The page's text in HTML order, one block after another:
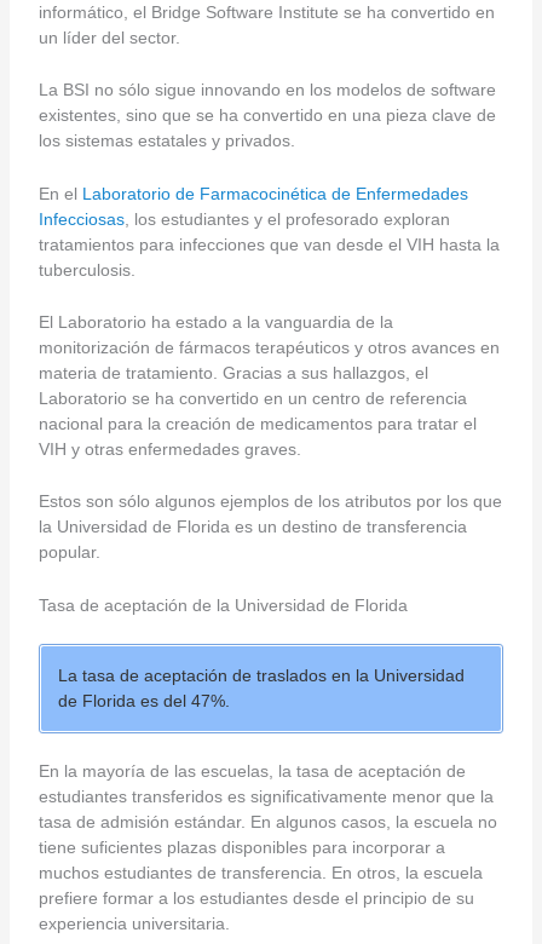
informático, el Bridge Software Institute se ha convertido en
un líder del sector.
La BSI no sólo sigue innovando en los modelos de software
existentes, sino que se ha convertido en una pieza clave de
los sistemas estatales y privados.
En el Laboratorio de Farmacocinética de Enfermedades
Infecciosas, los estudiantes y el profesorado exploran
tratamientos para infecciones que van desde el VIH hasta la
tuberculosis.
El Laboratorio ha estado a la vanguardia de la
monitorización de fármacos terapéuticos y otros avances en
materia de tratamiento. Gracias a sus hallazgos, el
Laboratorio se ha convertido en un centro de referencia
nacional para la creación de medicamentos para tratar el
VIH y otras enfermedades graves.
Estos son sólo algunos ejemplos de los atributos por los que
la Universidad de Florida es un destino de transferencia
popular.
Tasa de aceptación de la Universidad de Florida
La tasa de aceptación de traslados en la Universidad
de Florida es del 47%.
En la mayoría de las escuelas, la tasa de aceptación de
estudiantes transferidos es significativamente menor que la
tasa de admisión estándar. En algunos casos, la escuela no
tiene suficientes plazas disponibles para incorporar a
muchos estudiantes de transferencia. En otros, la escuela
prefiere formar a los estudiantes desde el principio de su
experiencia universitaria.